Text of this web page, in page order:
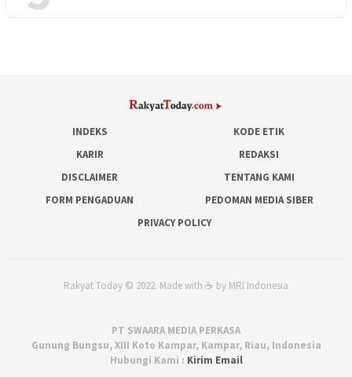
INDEKS
KODE ETIK
KARIR
REDAKSI
DISCLAIMER
TENTANG KAMI
FORM PENGADUAN
PEDOMAN MEDIA SIBER
PRIVACY POLICY
Rakyat Today © 2022. Made with ☕ by MRI Indonesia
PT SWAARA MEDIA PERKASA
Gunung Bungsu, XIII Koto Kampar, Kampar, Riau, Indonesia
Hubungi Kami : Kirim Email